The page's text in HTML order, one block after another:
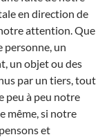
en direction de
attention. Que
personne, un
un objet ou des
par un tiers, tout
peu à peu notre
même, si notre
et